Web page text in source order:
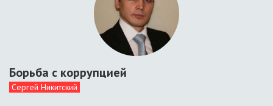
Борьба с коррупцией
Сергей Никитский